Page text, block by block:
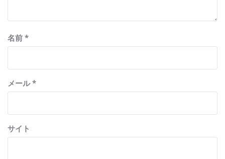
名前 *
メール*
サイト